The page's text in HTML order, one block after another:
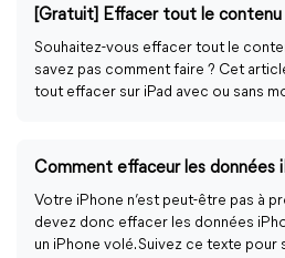
[Gratuit] Effacer tout le contenu
Souhaitez-vous effacer tout le
savez pas comment faire ? Cet
tout effacer sur iPad avec ou sans
Comment effaceur les données
Votre iPhone n’est peut-être pas à
devez donc effacer les données
un iPhone volé. Suivez ce texte